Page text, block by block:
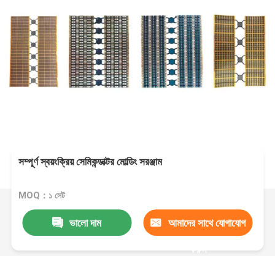
সম্পূর্ণ স্বয়ংক্রিয় সেমিকন্ডাক্টর মোল্ডিং সরঞ্জাম
MOQ：১ সেট
ভালো দাম আমাদের সাথে যোগাযোগ
করুন